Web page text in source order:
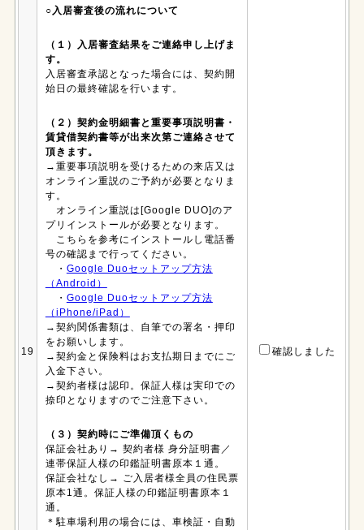
19
○入居審査後の流れについて
（１）入居審査結果をご連絡申し上げま
す。
入居審査承認となった場合には、契約開
始日の最終確認を行います。
（２）契約金明細書と重要事項説明書・
賃貸借契約書等が出来次第ご連絡させて
頂きます。
→重要事項説明を受けるための来店又は
オンライン重説のご予約が必要となりま
す。
オンライン重説は[Google DUO]のア
プリインストールが必要となります。
こちらを参考にインストールし電話番
号の確認まで行ってください。
・ Google Duoセットアップ方法
（Android）
・ Google Duoセットアップ方法
（iPhone/iPad）
→契約関係書類は、自筆での署名・押印
をお願いします。
→契約金と保険料はお支払期日までにご
入金下さい。
→契約者様は認印。保証人様は実印での
捺印となりますのでご注意下さい。
（３）契約時にご準備頂くもの
保証会社あり→ 契約者様 身分証明書／
連帯保証人様の印鑑証明書原本１通。
保証会社なし→ ご入居者様全員の住民票
原本1通。保証人様の印鑑証明書原本１
通。
＊駐車場利用の場合には、車検証・自動
確認しました